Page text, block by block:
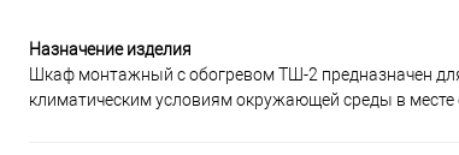
Назначение изделия
Шкаф монтажный с обогревом ТШ-2 предназначен
климатическим условиям окружающей среды в месте